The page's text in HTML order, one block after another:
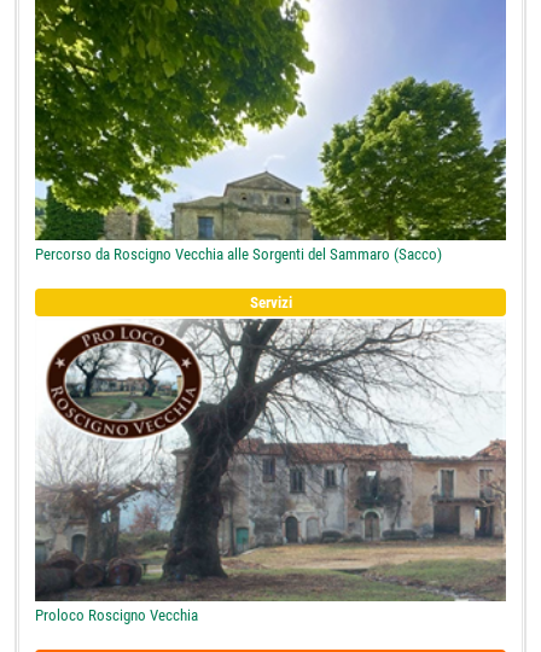
Percorso da Roscigno Vecchia alle Sorgenti del Sammaro (Sacco)
Servizi
Proloco Roscigno Vecchia